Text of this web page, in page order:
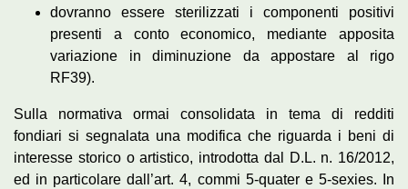
dovranno essere sterilizzati i componenti positivi
presenti a conto economico, mediante apposita
variazione in diminuzione da appostare al rigo
RF39).
Sulla normativa ormai consolidata in tema di redditi
fondiari si segnalata una modifica che riguarda i beni di
interesse storico o artistico, introdotta dal D.L. n. 16/2012,
ed in particolare dall’art. 4, commi 5-quater e 5-sexies. In